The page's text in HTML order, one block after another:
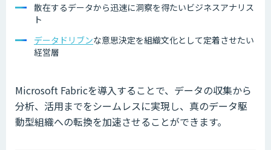
散在するデータから迅速に洞察を得たいビジネスアナリス
ト
データドリブンな意思決定を組織文化として定着させたい
経営層
Microsoft Fabricを導入することで、データの収集から
分析、活用までをシームレスに実現し、真のデータ駆
動型組織への転換を加速させることができます。